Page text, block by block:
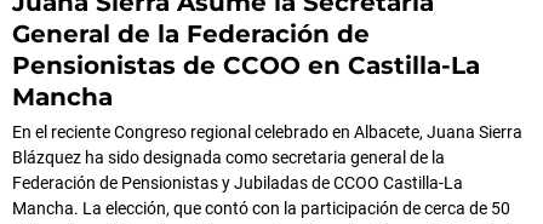
General de la Federación de
Pensionistas de CCOO en Castilla-La
Mancha
En el reciente Congreso regional celebrado en Albacete, Juana Sierra
Blázquez ha sido designada como secretaria general de la
Federación de Pensionistas y Jubiladas de CCOO Castilla-La
Mancha. La elección, que contó con la participación de cerca de 50